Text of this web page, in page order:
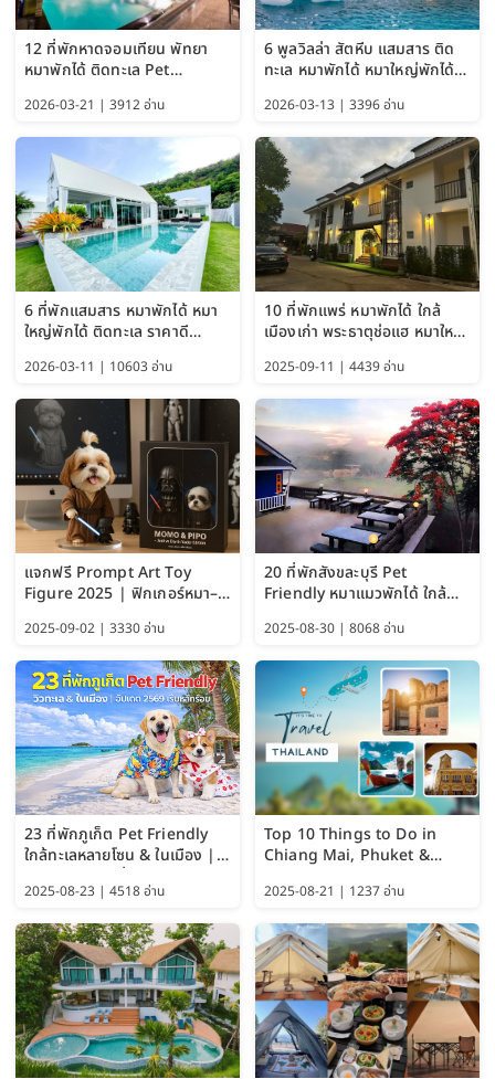
12 ที่พักหาดจอมเทียน พัทยา
หมาพักได้ ติดทะเล Pet
พักได้ อัปเดต 2569
2026-03-21 | 3912 อ่าน
6 พูลวิลล่า สัตหีบ แสมสาร ติด
ทะเล หมาพักได้ หมาใหญ่พักได้
2026-03-13 | 3396 อ่าน
6 ที่พักแสมสาร หมาพักได้ หมา
ใหญ่พักได้ ติดทะเล ราคาดี
2026-03-11 | 10603 อ่าน
10 ที่พักแพร่ หมาพักได้ ใกล้
เมืองเก่า พระธาตุช่อแฮ หมาใหญ่
2025-09-11 | 4439 อ่าน
แจกฟรี Prompt Art Toy
Figure 2025 | ฟิกเกอร์หมา–
แมว–คนด้วย Google AI,
ChatGPT และ Gemini
2025-09-02 | 3330 อ่าน
20 ที่พักสังขละบุรี Pet
Friendly หมาแมวพักได้ ใกล้
2025-08-30 | 8068 อ่าน
23 ที่พักภูเก็ต Pet Friendly
ใกล้ทะเลหลายโซน & ในเมือง |
2025-08-23 | 4518 อ่าน
Top 10 Things to Do in
Chiang Mai, Phuket &
Guide 2025)
2025-08-21 | 1237 อ่าน